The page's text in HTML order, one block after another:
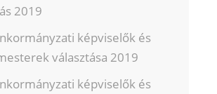
2019
képviselők és
választása 2019
képviselők és